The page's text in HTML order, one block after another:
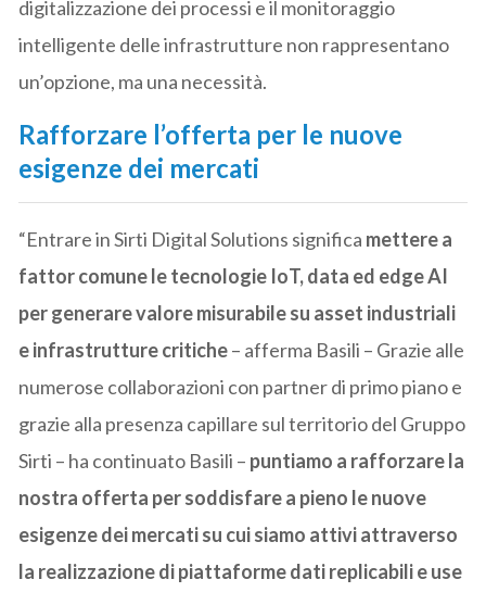
digitalizzazione dei processi e il monitoraggio
intelligente delle infrastrutture non rappresentano
un’opzione, ma una necessità.
Rafforzare l’offerta per le nuove
esigenze dei mercati
“Entrare in Sirti Digital Solutions significa mettere a
fattor comune le tecnologie IoT, data ed edge AI
per generare valore misurabile su asset industriali
e infrastrutture critiche– afferma Basili – Grazie alle
numerose collaborazioni con partner di primo piano e
grazie alla presenza capillare sul territorio del Gruppo
Sirti – ha continuato Basili – puntiamo a rafforzare la
nostra offerta per soddisfare a pieno le nuove
esigenze dei mercati su cui siamo attivi attraverso
la realizzazione di piattaforme dati replicabili e use